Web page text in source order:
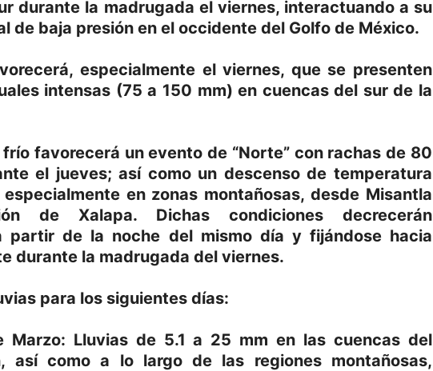
durante la madrugada el viernes, interactuando a su
de baja presión en el occidente del Golfo de México.
especialmente el viernes, que se presenten
intensas (75 a 150 mm) en cuencas del sur de la
frío favorecerá un evento de “Norte” con rachas de 80
el jueves; así como un descenso de temperatura
en zonas montañosas, desde Misantla
de Xalapa. Dichas condiciones decrecerán
partir de la noche del mismo día y fijándose hacia
durante la madrugada del viernes.
para los siguientes días:
Marzo: Lluvias de 5.1 a 25 mm en las cuencas del
así como a lo largo de las regiones montañosas,